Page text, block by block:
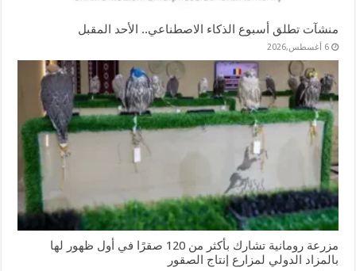
منشآت تطلق أسبوع الذكاء الاصطناعي.. الأحد المقبل
6 أغسطس,2026
مزرعة رومانية تشارك بأكثر من 120 صقرًا في أول ظهور لها
بالمزاد الدولي لمزارع إنتاج الصقور